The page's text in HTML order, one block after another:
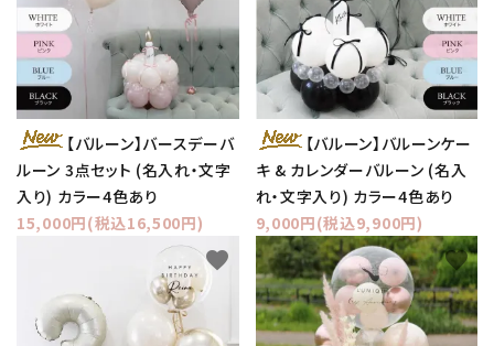
【バルーン】バースデーバ
ルーン 3点セット (名入れ・文字
入り) カラー4色あり
15,000円(税込16,500円)
【バルーン】バルーンケー
キ & カレンダーバルーン (名入
れ・文字入り) カラー4色あり
9,000円(税込9,900円)
favorite favorite